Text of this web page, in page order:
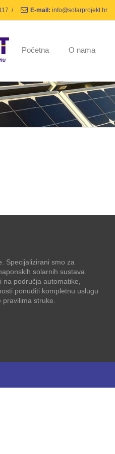
/ E-mail: info@solarprojekt.hr
Početna O nama
Specijalizirani smo za
solarnih sustava.
područja automatike,
ponuditi kompletnu uslugu
struke.